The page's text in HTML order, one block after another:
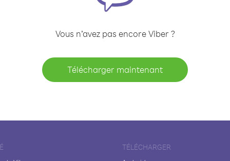
Vous n’avez pas encore Viber ?
Télécharger maintenant
TÉLÉCHARGER